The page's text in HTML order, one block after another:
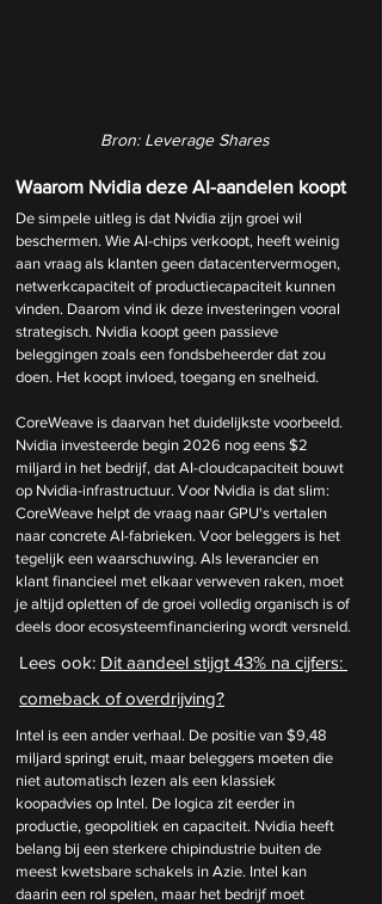
Bron: Leverage Shares
Waarom Nvidia deze AI-aandelen koopt
De simpele uitleg is dat Nvidia zijn groei wil
beschermen. Wie AI-chips verkoopt, heeft weinig
aan vraag als klanten geen datacentervermogen,
netwerkcapaciteit of productiecapaciteit kunnen
vinden. Daarom vind ik deze investeringen vooral
strategisch. Nvidia koopt geen passieve
beleggingen zoals een fondsbeheerder dat zou
doen. Het koopt invloed, toegang en snelheid.
CoreWeave is daarvan het duidelijkste voorbeeld.
Nvidia investeerde begin 2026 nog eens $2
miljard in het bedrijf, dat AI-cloudcapaciteit bouwt
op Nvidia-infrastructuur. Voor Nvidia is dat slim:
CoreWeave helpt de vraag naar GPU's vertalen
naar concrete AI-fabrieken. Voor beleggers is het
tegelijk een waarschuwing. Als leverancier en
klant financieel met elkaar verweven raken, moet
je altijd opletten of de groei volledig organisch is of
deels door ecosysteemfinanciering wordt versneld.
Lees ook: Dit aandeel stijgt 43% na cijfers:
comeback of overdrijving?
Intel is een ander verhaal. De positie van $9,48
miljard springt eruit, maar beleggers moeten die
niet automatisch lezen als een klassiek
koopadvies op Intel. De logica zit eerder in
productie, geopolitiek en capaciteit. Nvidia heeft
belang bij een sterkere chipindustrie buiten de
meest kwetsbare schakels in Azie. Intel kan
daarin een rol spelen, maar het bedrijf moet